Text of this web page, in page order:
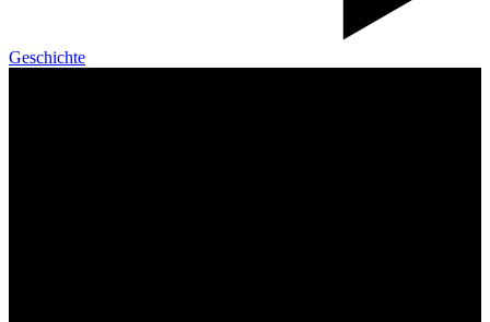
Geschichte